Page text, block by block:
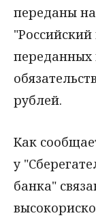
переданы
переданных
рублей.
Как
у
банка"